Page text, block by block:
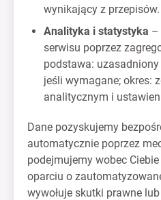
wynikający z przepisów.
Analityka i statystyka –
serwisu poprzez
podstawa:
jeśli wymagane; okres:
analitycznym i
Dane pozyskujemy
automatycznie poprzez
podejmujemy wobec
oparciu o
wywołuje skutki prawne